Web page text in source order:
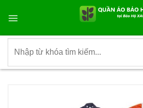
qua
dung
kiếm: